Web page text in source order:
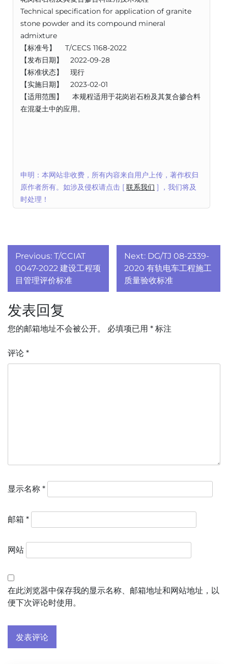
Technical specification for application of granite
stone powder and its compound mineral
admixture
【标准号】 T/CECS 1168-2022
【发布日期】 2022-09-28
【标准状态】 现行
【实施日期】 2023-02-01
【适用范围】 本规程适用于花岗岩石粉及其复合掺合料
在混凝土中的应用。
申明：本网站非收费，所有内容来自用户上传，著作权归
原作者所有。如涉及侵权请点击 [ 联系我们 ] ，我们将及
时处理！
文
章
导
航
Previous: T/CCIAT
0047-2022 建设工程项
目管理评价标准
Next: DG/TJ 08-2339-
2020 有轨电车工程施工
质量验收标准
发表回复
您的邮箱地址不会被公开。 必填项已用 * 标注
评论 *
显示名称 *
邮箱 *
网站
在此浏览器中保存我的显示名称、邮箱地址和网站地址，以
便下次评论时使用。